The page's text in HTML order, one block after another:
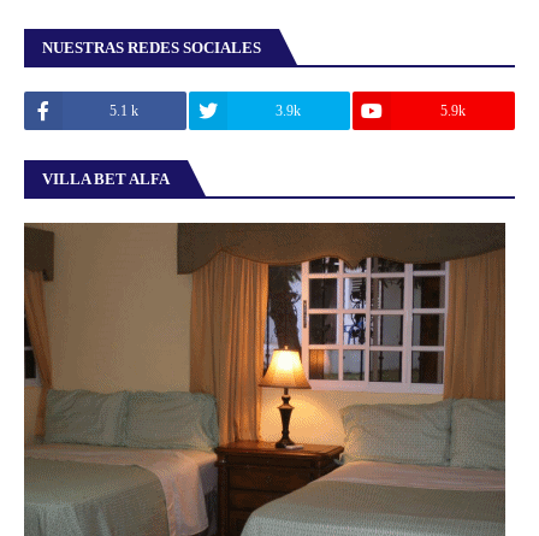
NUESTRAS REDES SOCIALES
5.1 k 3.9k 5.9k
VILLA BET ALFA